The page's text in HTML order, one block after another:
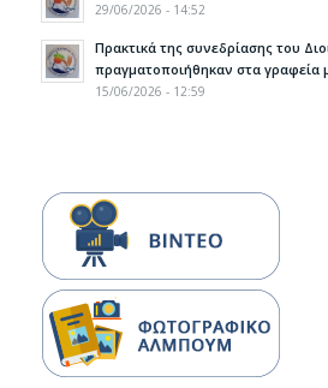
29/06/2026 - 14:52
Πρακτικά της συνεδρίασης του
πραγματοποιήθηκαν στα γραφεία
15/06/2026 - 12:59